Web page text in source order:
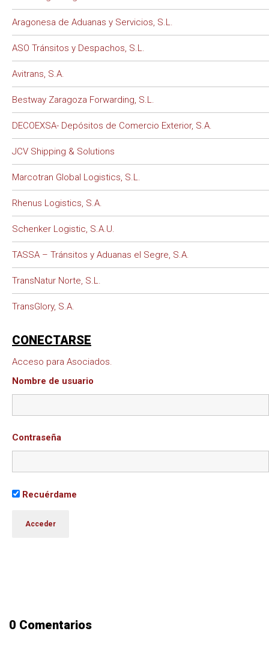
Aragonesa de Aduanas y Servicios, S.L.
ASO Tránsitos y Despachos, S.L.
Avitrans, S.A.
Bestway Zaragoza Forwarding, S.L.
DECOEXSA- Depósitos de Comercio Exterior, S.A.
JCV Shipping & Solutions
Marcotran Global Logistics, S.L.
Rhenus Logistics, S.A.
Schenker Logistic, S.A.U.
TASSA – Tránsitos y Aduanas el Segre, S.A.
TransNatur Norte, S.L.
TransGlory, S.A.
CONECTARSE
Acceso para Asociados.
Nombre de usuario
Contraseña
Recuérdame
0 Comentarios